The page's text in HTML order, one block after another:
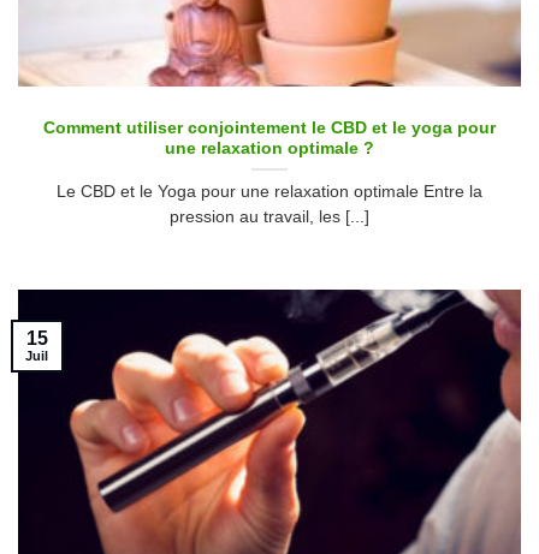
Comment utiliser conjointement le CBD et le yoga pour
une relaxation optimale ?
Le CBD et le Yoga pour une relaxation optimale Entre la
pression au travail, les [...]
15
Juil